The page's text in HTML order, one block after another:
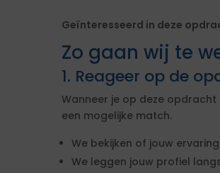
Geïnteresseerd in deze
Zo gaan wij te
1. Reageer op de
Wanneer je op deze
een mogelijke match.
We bekijken of jouw
We leggen jouw profiel